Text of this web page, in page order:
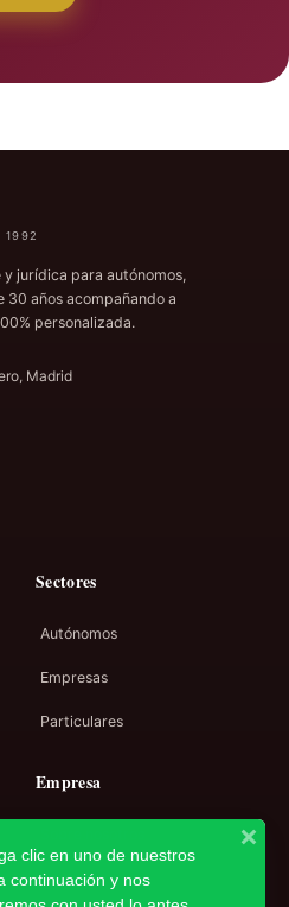
1992
jurídica para autónomos,
30 años acompañando a
personalizada.
Madrid
Sectores
Autónomos
Empresas
Particulares
Empresa
Contacto
clic en uno de nuestros
continuación y nos